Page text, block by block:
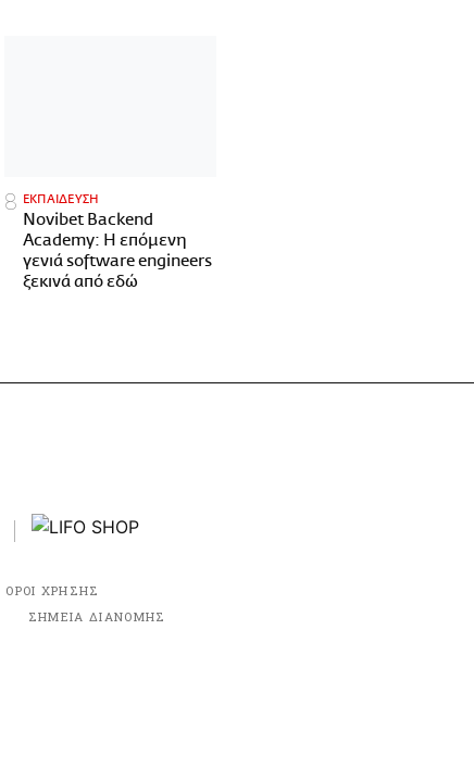
ΕΚΠΑΙΔΕΥΣΗ
Novibet Backend
Academy: Η επόμενη
γενιά software engineers
ξεκινά από εδώ
ΟΡΟΙ ΧΡΗΣΗΣ
ΣΗΜΕΙΑ ΔΙΑΝΟΜΗΣ